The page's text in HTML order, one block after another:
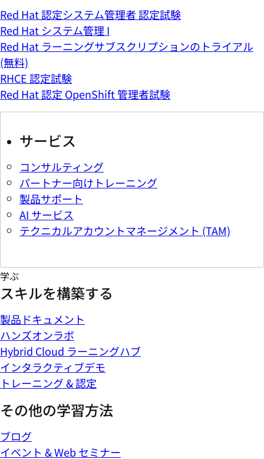
Red Hat 認定システム管理者 認定試験
Red Hat システム管理 I
Red Hat ラーニングサブスクリプションのトライアル
(無料)
RHCE 認定試験
Red Hat 認定 OpenShift 管理者試験
サービス
コンサルティング
パートナー向けトレーニング
製品サポート
AI サービス
テクニカルアカウントマネージメント (TAM)
学ぶ
スキルを構築する
製品ドキュメント
ハンズオンラボ
Hybrid Cloud ラーニングハブ
インタラクティブデモ
トレーニング & 認定
その他の学習方法
ブログ
イベント & Web セミナー